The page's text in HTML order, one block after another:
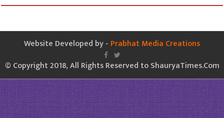
Website Developed by - Prabhat Media Creations
© Copyright 2018, All Rights Reserved to ShauryaTimes.Com